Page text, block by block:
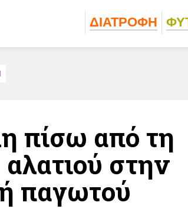
ΔΙΑΤΡΟΦΗ
πίσω από τη
στην
παγωτού